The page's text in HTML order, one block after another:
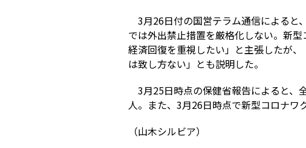
3月26日付の国営テラム通信によると
では外出禁止措置を厳格化しない。新
経済回復を重視したい」と主張したが
は致し方ない」とも説明した。
3月25日時点の保健省報告によると、
人。また、3月26日時点で新型コロナワ
（山木シルビア）